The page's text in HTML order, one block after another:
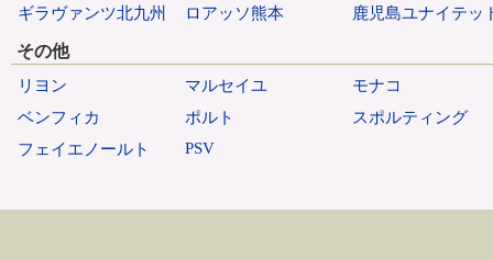
ギラヴァンツ北九州
ロアッソ熊本 鹿児島ユナイテッ
その他
リヨン マルセイユ
モナコ
ベンフィカ
ポルト
スポルティング
フェイエノールト
PSV